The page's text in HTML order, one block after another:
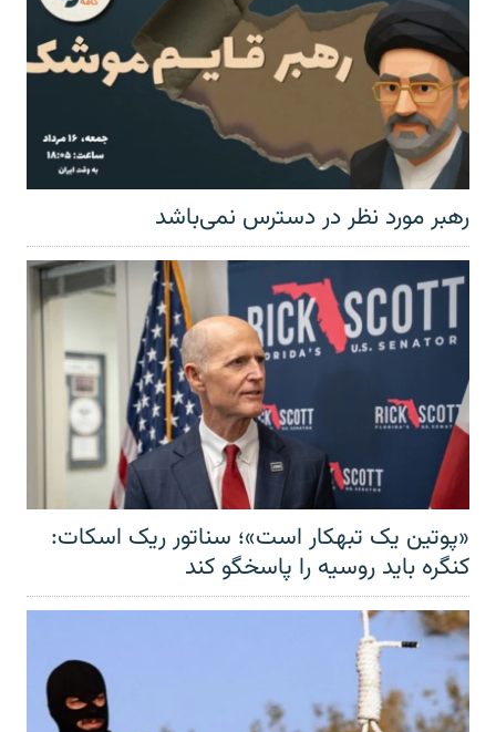
رهبر مورد نظر در دسترس نمی‌باشد
«پوتین یک تبهکار است»؛ سناتور ریک اسکات:
کنگره باید روسیه را پاسخگو کند